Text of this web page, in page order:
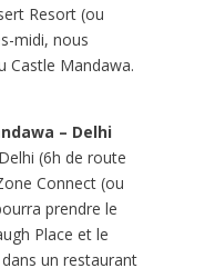
Resort (ou
midi, nous
Castle Mandawa.
– Delhi
(6h de route
Connect (ou
prendre le
Place et le
un restaurant